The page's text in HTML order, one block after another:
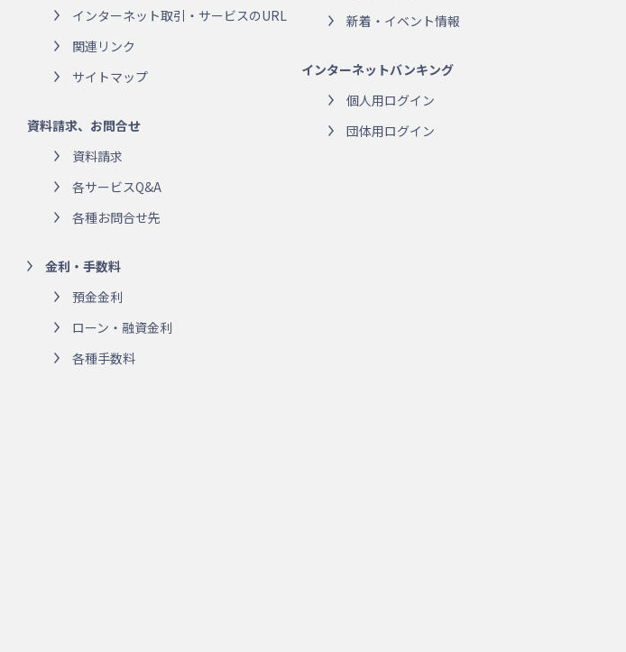
インターネット取引・サービスのURL
関連リンク
サイトマップ
資料請求、お問合せ
資料請求
各サービスQ&A
各種お問合せ先
金利・手数料
預金金利
ローン・融資金利
各種手数料
新着・イベント情報
インターネットバンキング
個人用ログイン
団体用ログイン